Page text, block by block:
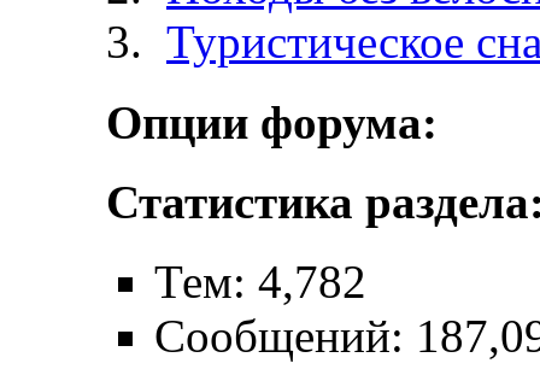
Туристическое
Опции форума:
Статистика
Тем: 4,782
Сообщений: